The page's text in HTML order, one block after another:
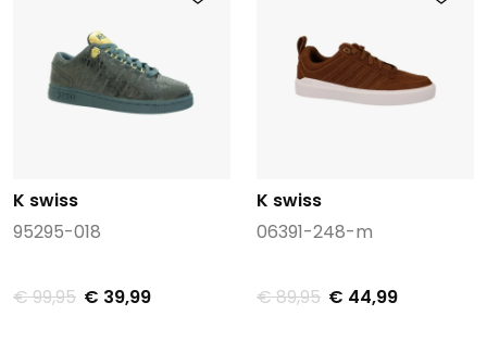
K swiss
95295-018
€ 99,95 € 39,99
K swiss
06391-248-m
€ 89,95 € 44,99